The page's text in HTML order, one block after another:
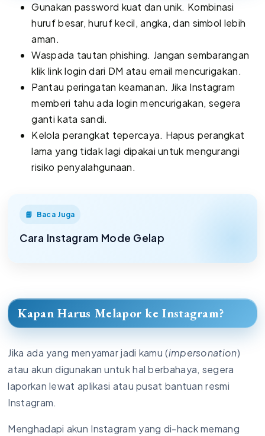
Gunakan password kuat dan unik. Kombinasi
huruf besar, huruf kecil, angka, dan simbol lebih
aman.
Waspada tautan phishing. Jangan sembarangan
klik link login dari DM atau email mencurigakan.
Pantau peringatan keamanan. Jika Instagram
memberi tahu ada login mencurigakan, segera
ganti kata sandi.
Kelola perangkat tepercaya. Hapus perangkat
lama yang tidak lagi dipakai untuk mengurangi
risiko penyalahgunaan.
Baca Juga
Cara Instagram Mode Gelap
Kapan Harus Melapor ke Instagram?
Jika ada yang menyamar jadi kamu (impersonation)
atau akun digunakan untuk hal berbahaya, segera
laporkan lewat aplikasi atau pusat bantuan resmi
Instagram.
Menghadapi akun Instagram yang di-hack memang